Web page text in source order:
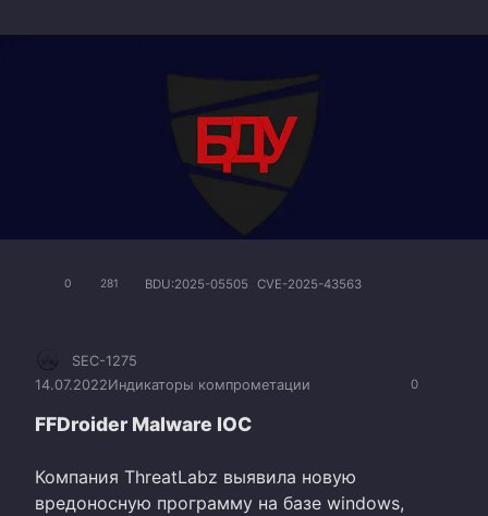
0 281 BDU:2025-05505 CVE-2025-43563
0
SEC-1275
14.07.2022Индикаторы компрометации
FFDroider Malware IOC
Компания ThreatLabz выявила новую
вредоносную программу на базе windows,